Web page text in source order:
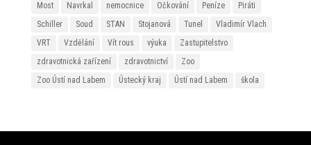
Most
Navrkal nemocnice Očkování Peníze
Piráti
Schiller
Soud STAN Stojanová Tunel
Vladimír Vlach
VRT
Vzdělání Vít rous výuka
Zastupitelstvo
zdravotnická zařízení
zdravotnictví
Zoo
Zoo Ústí nad Labem
Ústecký kraj Ústí nad Labem škola